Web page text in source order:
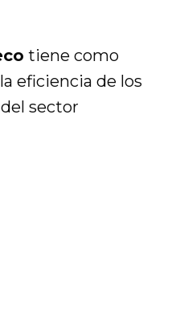
tiene como
eficiencia de los
sector